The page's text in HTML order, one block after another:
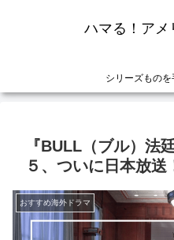
ハマる！アメ
シリーズものを
『BULL（ブル）法
５、ついに日本放送
おすすめ海外ドラマ